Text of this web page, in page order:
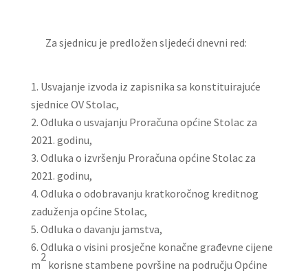
Za sjednicu je predložen sljedeći dnevni red:
Usvajanje izvoda iz zapisnika sa konstituirajuće
sjednice OV Stolac,
Odluka o usvajanju Proračuna općine Stolac za
2021. godinu,
Odluka o izvršenju Proračuna općine Stolac za
2021. godinu,
Odluka o odobravanju kratkoročnog kreditnog
zaduženja općine Stolac,
Odluka o davanju jamstva,
Odluka o visini prosječne konačne građevne cijene
m
2
korisne stambene površine na području Općine